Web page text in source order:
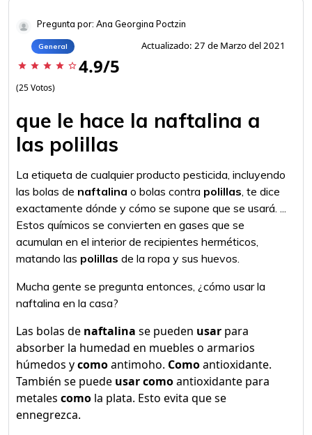
Pregunta por: Ana Georgina Poctzin
General Actualizado: 27 de Marzo del 2021
star star star star star_border 4.9/5
(25 Votos)
que le hace la naftalina a
las polillas
La etiqueta de cualquier producto pesticida, incluyendo
las bolas de naftalina o bolas contra polillas, te dice
exactamente dónde y cómo se supone que se usará. ...
Estos químicos se convierten en gases que se
acumulan en el interior de recipientes herméticos,
matando las polillas de la ropa y sus huevos.
Mucha gente se pregunta entonces, ¿cómo usar la
naftalina en la casa?
Las bolas de naftalina se pueden usar para
absorber la humedad en muebles o armarios
húmedos ycomoantimoho. Comoantioxidante.
También se puede usar comoantioxidante para
metales como la plata. Esto evita que se
ennegrezca.